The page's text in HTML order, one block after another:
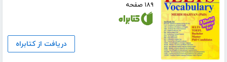
۱۸۹ صفحه
دریافت از کتابراه